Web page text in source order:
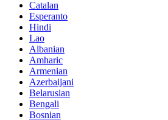
Catalan
Esperanto
Hindi
Lao
Albanian
Amharic
Armenian
Azerbaijani
Belarusian
Bengali
Bosnian